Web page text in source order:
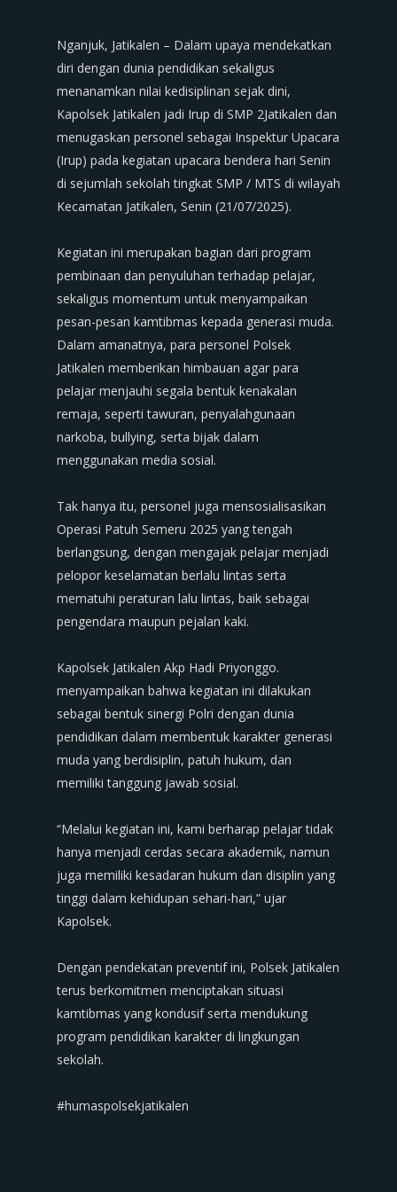
‎Nganjuk, Jatikalen – Dalam upaya mendekatkan
diri dengan dunia pendidikan sekaligus
menanamkan nilai kedisiplinan sejak dini,
Kapolsek Jatikalen jadi Irup di SMP 2Jatikalen dan
menugaskan personel sebagai Inspektur Upacara
(Irup) pada kegiatan upacara bendera hari Senin
di sejumlah sekolah tingkat SMP / MTS di wilayah
Kecamatan Jatikalen, Senin (21/07/2025).
‎Kegiatan ini merupakan bagian dari program
pembinaan dan penyuluhan terhadap pelajar,
sekaligus momentum untuk menyampaikan
pesan-pesan kamtibmas kepada generasi muda.
Dalam amanatnya, para personel Polsek
Jatikalen memberikan himbauan agar para
pelajar menjauhi segala bentuk kenakalan
remaja, seperti tawuran, penyalahgunaan
narkoba, bullying, serta bijak dalam
menggunakan media sosial.
‎Tak hanya itu, personel juga mensosialisasikan
Operasi Patuh Semeru 2025 yang tengah
berlangsung, dengan mengajak pelajar menjadi
pelopor keselamatan berlalu lintas serta
mematuhi peraturan lalu lintas, baik sebagai
pengendara maupun pejalan kaki.
‎Kapolsek Jatikalen Akp Hadi Priyonggo.
menyampaikan bahwa kegiatan ini dilakukan
sebagai bentuk sinergi Polri dengan dunia
pendidikan dalam membentuk karakter generasi
muda yang berdisiplin, patuh hukum, dan
memiliki tanggung jawab sosial.
‎“Melalui kegiatan ini, kami berharap pelajar tidak
hanya menjadi cerdas secara akademik, namun
juga memiliki kesadaran hukum dan disiplin yang
tinggi dalam kehidupan sehari-hari,” ujar
Kapolsek.
‎Dengan pendekatan preventif ini, Polsek Jatikalen
terus berkomitmen menciptakan situasi
kamtibmas yang kondusif serta mendukung
program pendidikan karakter di lingkungan
sekolah.
‎#humaspolsekjatikalen